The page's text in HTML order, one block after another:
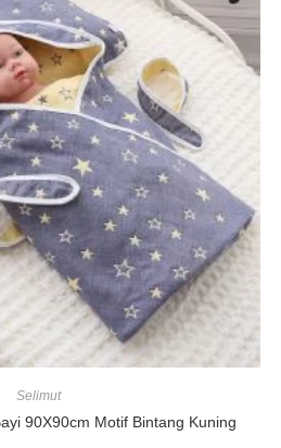
Selimut
90X90cm Motif Bintang Kuning